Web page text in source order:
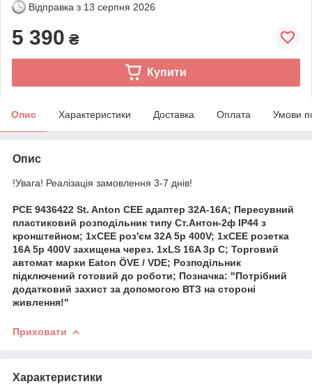
Відправка з 13 серпня 2026
5 390 ₴
Купити
Опис Характеристики Доставка Оплата Умови
Опис
!Увага! Реалізація замовлення 3-7 днів!
PCE 9436422 St. Anton CEE адаптер 32A-16A; Пересувний
пластиковий розподільник типу Ст.Антон-2ф IP44 з
кронштейном; 1xCEE роз'єм 32A 5p 400V; 1xCEE розетка
16A 5p 400V захищена через. 1xLS 16A 3p C; Торговий
автомат марки Eaton ÖVE / VDE; Розподільник
підключений готовий до роботи; Позначка: "Потрібний
додатковий захист за допомогою ВТЗ на стороні
живлення!"
Приховати
Характеристики